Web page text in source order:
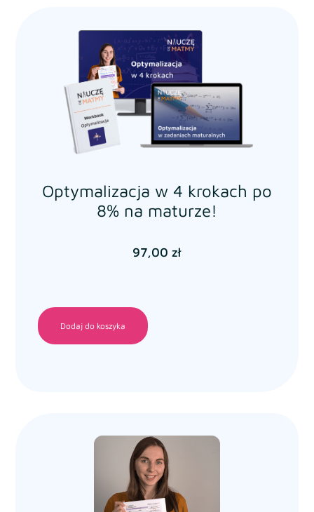
Optymalizacja w 4 krokach po
8% na maturze!
97,00 zł
Dodaj do koszyka